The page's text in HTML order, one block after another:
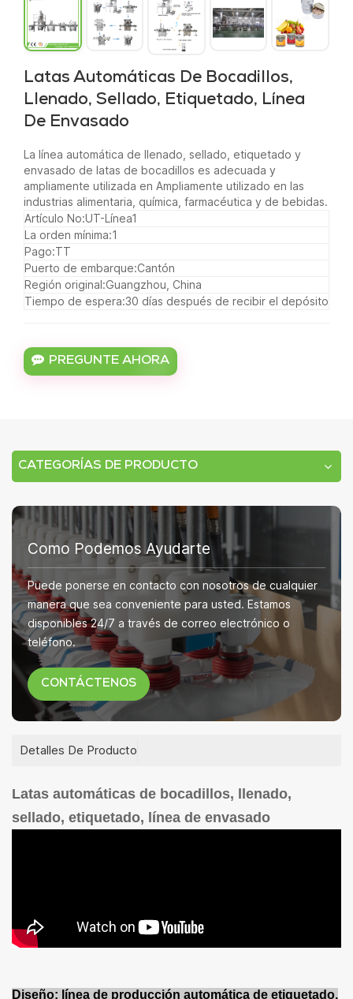
Latas Automáticas De Bocadillos,
Llenado, Sellado, Etiquetado, Línea
De Envasado
La línea automática de llenado, sellado, etiquetado y
envasado de latas de bocadillos es adecuada y
ampliamente utilizada en Ampliamente utilizado en las
industrias alimentaria, química, farmacéutica y de bebidas.
Artículo No:UT-Línea1
La orden mínima:1
Pago:TT
Puerto de embarque:Cantón
Región original:Guangzhou, China
Tiempo de espera:30 días después de recibir el depósito
PREGUNTE AHORA
CATEGORÍAS DE PRODUCTO
Como Podemos Ayudarte
Puede ponerse en contacto con nosotros de cualquier
manera que sea conveniente para usted. Estamos
disponibles 24/7 a través de correo electrónico o
teléfono.
CONTÁCTENOS
Detalles De Producto
Latas automáticas de bocadillos, llenado,
sellado, etiquetado, línea de envasado
Diseño: línea de producción automática de etiquetado,